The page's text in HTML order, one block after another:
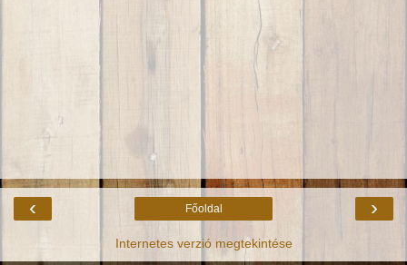
‹ ›
Főoldal
Internetes verzió megtekintése